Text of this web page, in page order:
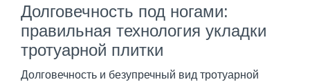
Долговечность под ногами:
правильная технология укладки
тротуарной плитки
Долговечность и безупречный вид тротуарной